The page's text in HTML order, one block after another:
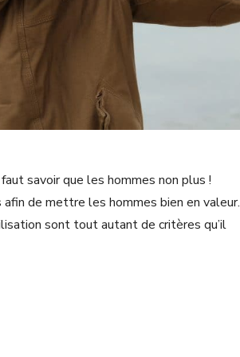
savoir que les hommes non plus !
de mettre les hommes bien en valeur.
sont tout autant de critères qu’il